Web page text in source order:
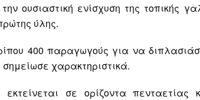
ουσιαστική ενίσχυση της τοπικής
ύλης.
400 παραγωγούς για να
χαρακτηριστικά.
σε ορίζοντα πενταετίας